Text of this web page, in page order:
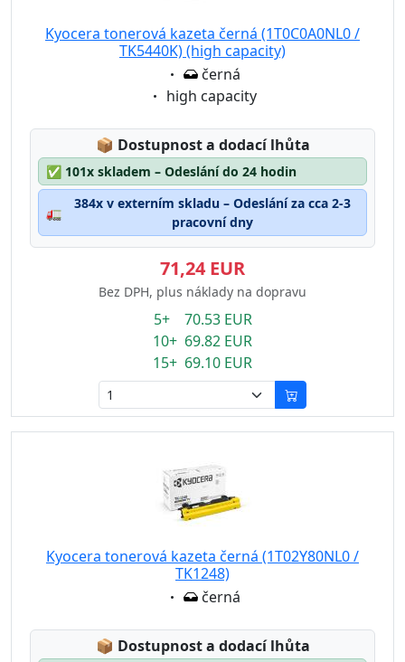
Kyocera tonerová kazeta černá (1T0C0A0NL0 /
TK5440K) (high capacity)
Eigenschaft:
černá
Eigenschaft:
high capacity
📦 Lagerstatus:
Dostupnost a dodací lhůta
✅ 101x skladem – Odeslání do 24 hodin
🚛
384x v externím skladu – Odeslání za cca 2-3
pracovní dny
71,24 EUR
Bez DPH, plus náklady na dopravu
5+ 70.53 EUR
10+ 69.82 EUR
15+ 69.10 EUR
Kyocera tonerová kazeta černá (1T02Y80NL0 /
TK1248)
Eigenschaft:
černá
📦 Lagerstatus:
Dostupnost a dodací lhůta